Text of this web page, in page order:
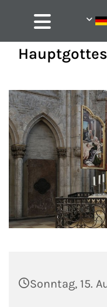
Sonntag, 15.